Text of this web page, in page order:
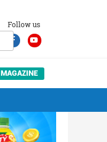
Follow us
MAGAZINE